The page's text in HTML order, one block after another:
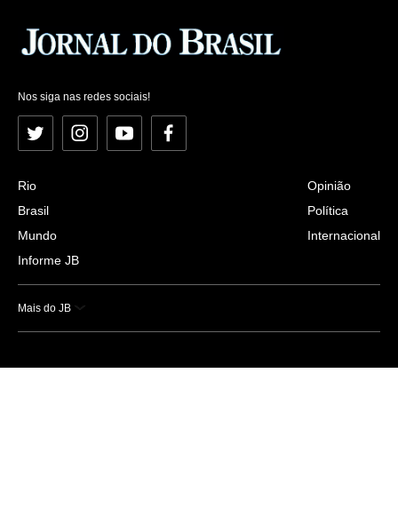
Nos siga nas redes sociais!
Twitter InstagramYouTubeFacebook
Rio
Brasil
Mundo
Informe JB
Opinião
Política
Internacional
Mais do JB
Esportes